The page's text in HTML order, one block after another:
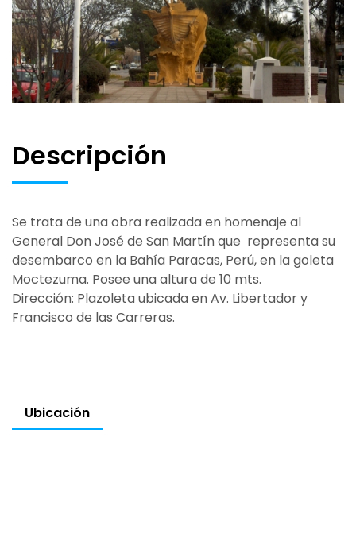
Descripción
Se trata de una obra realizada en homenaje al
General Don José de San Martín que representa su
desembarco en la Bahía Paracas, Perú, en la goleta
Moctezuma. Posee una altura de 10 mts.
Dirección: Plazoleta ubicada en Av. Libertador y
Francisco de las Carreras.
Ubicación